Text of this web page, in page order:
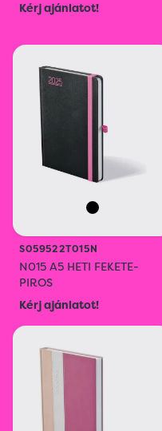
Kérj ajánlatot!
S059522T015N
N015 A5 HETI FEKETE-
PIROS
Kérj ajánlatot!